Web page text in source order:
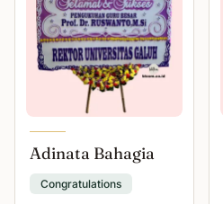
Adinata Bahagia
Congratulations